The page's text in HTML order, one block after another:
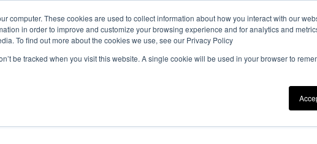
computer. These cookies are used to collect information about how you interact with our
in order to improve and customize your browsing experience and for analytics and
To find out more about the cookies we use, see our Privacy Policy
be tracked when you visit this website. A single cookie will be used in your browser to
Perché PartecipareAgenda